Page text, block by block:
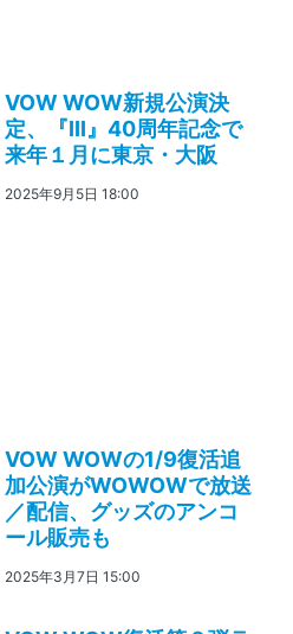
VOW WOW新規公演決
定、『III』40周年記念で
来年１月に東京・大阪
2025年9月5日 18:00
VOW WOWの1/9復活追
加公演がWOWOWで放送
／配信、グッズのアンコ
ール販売も
2025年3月7日 15:00